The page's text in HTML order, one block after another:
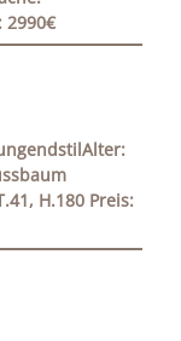
2990€
H.180 Preis: